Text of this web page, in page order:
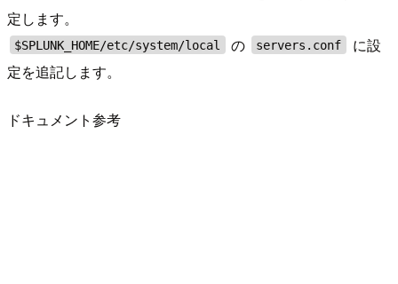
定します。
$SPLUNK_HOME/etc/system/local の servers.conf
に設
定を追記します。
ドキュメント参考